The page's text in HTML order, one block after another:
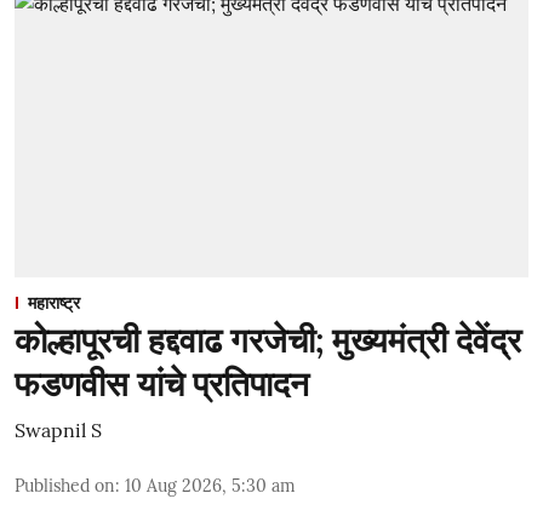
महाराष्ट्र
कोल्हापूरची हद्दवाढ गरजेची; मुख्यमंत्री देवेंद्र
फडणवीस यांचे प्रतिपादन
Swapnil S
Published on: 10 Aug 2026, 5:30 am